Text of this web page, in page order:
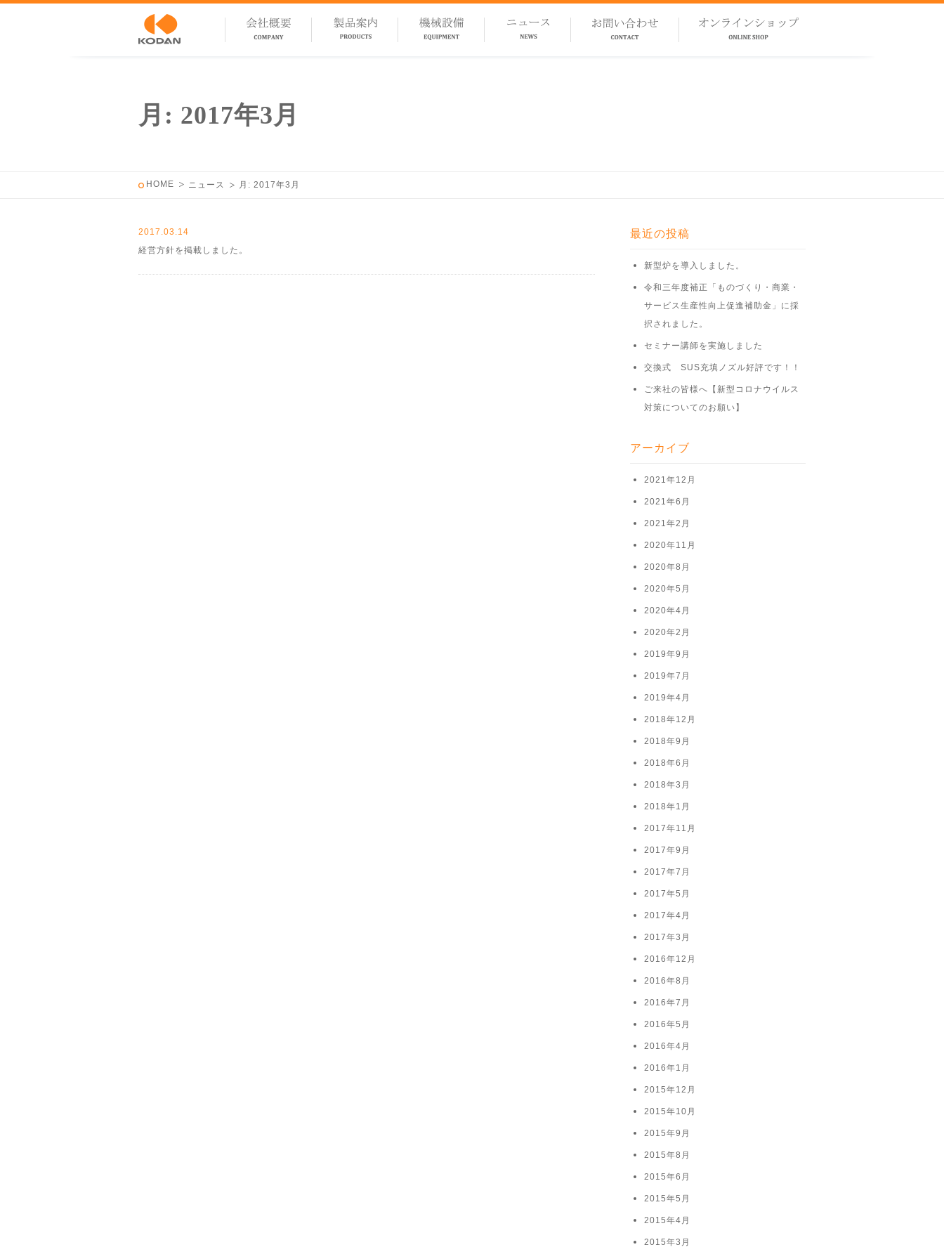
月: 2017年3月
HOME ニュース 月: 2017年3月
2017.03.14
経営方針を掲載しました。
最近の投稿
新型炉を導入しました。
令和三年度補正「ものづくり・商業・
サービス生産性向上促進補助金」に採
択されました。
セミナー講師を実施しました
交換式 SUS充填ノズル好評です！！
ご来社の皆様へ【新型コロナウイルス
対策についてのお願い】
アーカイブ
2021年12月
2021年6月
2021年2月
2020年11月
2020年8月
2020年5月
2020年4月
2020年2月
2019年9月
2019年7月
2019年4月
2018年12月
2018年9月
2018年6月
2018年3月
2018年1月
2017年11月
2017年9月
2017年7月
2017年5月
2017年4月
2017年3月
2016年12月
2016年8月
2016年7月
2016年5月
2016年4月
2016年1月
2015年12月
2015年10月
2015年9月
2015年8月
2015年6月
2015年5月
2015年4月
2015年3月